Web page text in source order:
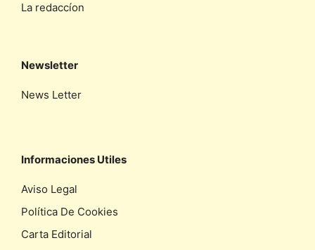
La redaccíon
Newsletter
News Letter
Informaciones Utiles
Aviso Legal
Política De Cookies
Carta Editorial